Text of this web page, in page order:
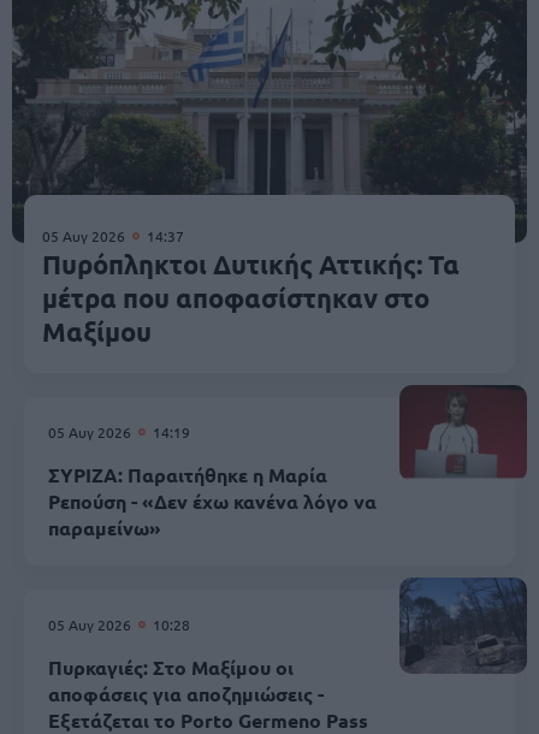
05 Αυγ 2026 14:37
Πυρόπληκτοι Δυτικής Αττικής: Τα
μέτρα που αποφασίστηκαν στο
Μαξίμου
05 Αυγ 2026 14:19
ΣΥΡΙΖΑ: Παραιτήθηκε η Μαρία
Ρεπούση - «Δεν έχω κανένα λόγο να
παραμείνω»
05 Αυγ 2026 10:28
Πυρκαγιές: Στο Μαξίμου οι
αποφάσεις για αποζημιώσεις -
Εξετάζεται το Porto Germeno Pass